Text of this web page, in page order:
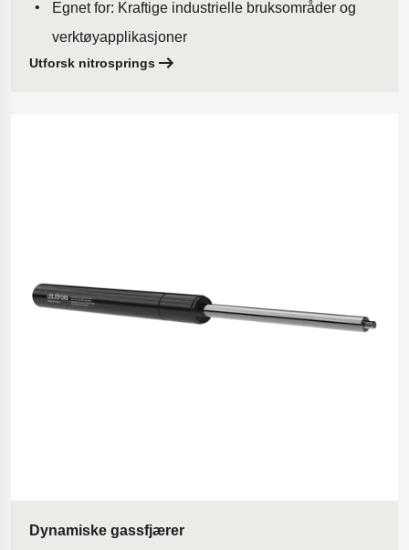
Egnet for: Kraftige industrielle bruksområder og
verktøyapplikasjoner
Utforsk nitrosprings
Dynamiske gassfjærer